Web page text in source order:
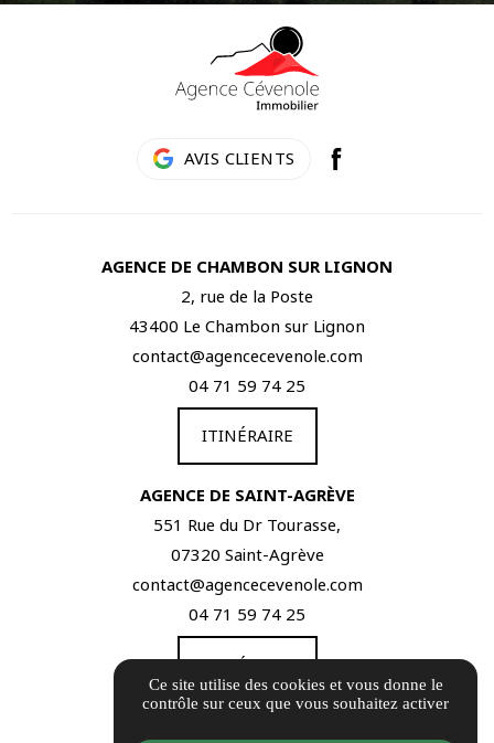
AVIS CLIENTS
AGENCE DE CHAMBON SUR LIGNON
2, rue de la Poste
43400 Le Chambon sur Lignon
contact@agencecevenole.com
04 71 59 74 25
ITINÉRAIRE
AGENCE DE SAINT-AGRÈVE
551 Rue du Dr Tourasse,
07320 Saint-Agrève
contact@agencecevenole.com
04 71 59 74 25
ITINÉRAIRE
Ce site utilise des cookies et vous donne le
contrôle sur ceux que vous souhaitez activer